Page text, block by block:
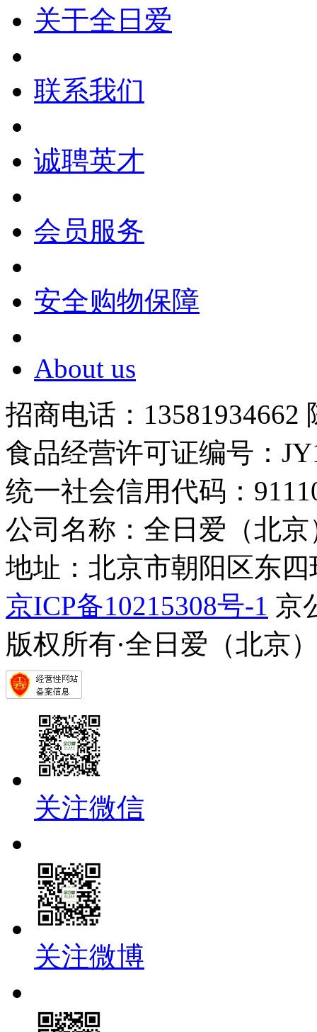
关于全日爱
联系我们
诚聘英才
会员服务
安全购物保障
About us
招商电话：13581934662
食品经营许可证编号：
统一社会信用代码：
公司名称：全日爱（北
地址：北京市朝阳区东
京ICP备10215308号-1 京
版权所有·全日爱（北京
关注微信
关注微博